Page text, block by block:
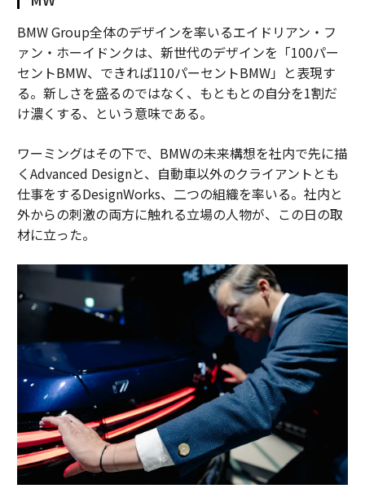
BMW Group全体のデザインを率いるエイドリアン・フ
ァン・ホーイドンクは、新世代のデザインを「100パー
セントBMW、できれば110パーセントBMW」と表現す
る。新しさを盛るのではなく、もともとの自分を1割だ
け濃くする、という意味である。
ワーミングはその下で、BMWの未来構想を社内で先に描
くAdvanced Designと、自動車以外のクライアントとも
仕事をするDesignWorks、二つの組織を率いる。社内と
外からの刺激の両方に触れる立場の人物が、この日の取
材に立った。